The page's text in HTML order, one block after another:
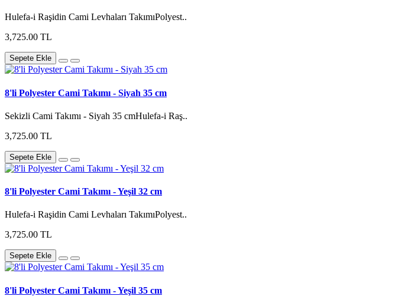
Hulefa-i Raşidin Cami Levhaları TakımıPolyest..
3,725.00 TL
Sepete Ekle
8'li Polyester Cami Takımı - Siyah 35 cm
Sekizli Cami Takımı - Siyah 35 cmHulefa-i Raş..
3,725.00 TL
Sepete Ekle
8'li Polyester Cami Takımı - Yeşil 32 cm
Hulefa-i Raşidin Cami Levhaları TakımıPolyest..
3,725.00 TL
Sepete Ekle
8'li Polyester Cami Takımı - Yeşil 35 cm